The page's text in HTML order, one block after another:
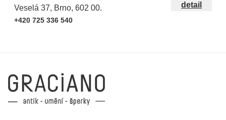
Veselá 37, Brno, 602 00.
+420 725 336 540
detail